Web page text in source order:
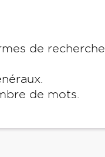
de recherche.
de mots.